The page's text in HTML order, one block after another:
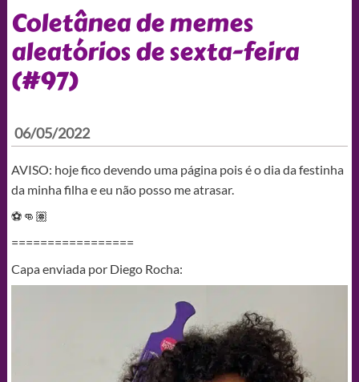
Coletânea de memes
aleatórios de sexta-feira
(#97)
06/05/2022
AVISO: hoje fico devendo uma página pois é o dia da festinha
da minha filha e eu não posso me atrasar.
⚽👊🏽
=================
Capa enviada por Diego Rocha: